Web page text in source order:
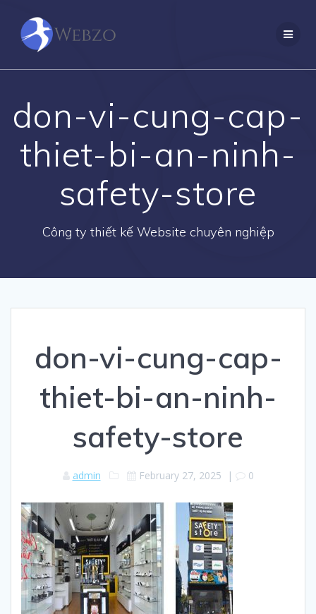
don-vi-cung-cap-
thiet-bi-an-ninh-
safety-store
Công ty thiết kế Website chuyên nghiệp
don-vi-cung-cap-
thiet-bi-an-ninh-
safety-store
admin February 27, 2025 | 0